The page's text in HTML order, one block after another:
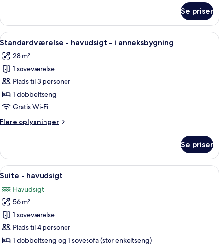
Family
Room
-
Bedrooms
Se priser
Indlæs
alle
billeder
af
Standardværelse
-
havudsigt
i
En balkon med to hvide
11
Standardværelse - havudsigt - i anneksbygning
28 m²
1 soveværelse
Plads til 3 personer
1 dobbeltseng
Gratis Wi-Fi
Flere oplysninger
Flere
-
havudsigt
-
anneksbygning
Se priser
Indlæs
alle
billeder
af
Suite
-
havudsigt
Et udendørs siddeområde med to
12
Suite - havudsigt
Havudsigt
56 m²
1 soveværelse
Plads til 4 personer
1 dobbeltseng og 1 sovesofa (stor enkeltseng)